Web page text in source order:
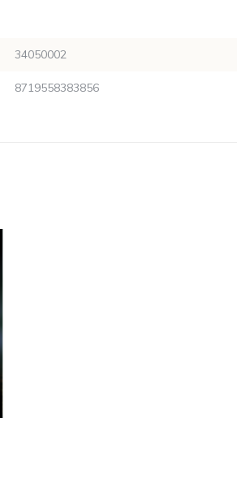
34050002
8719558383856